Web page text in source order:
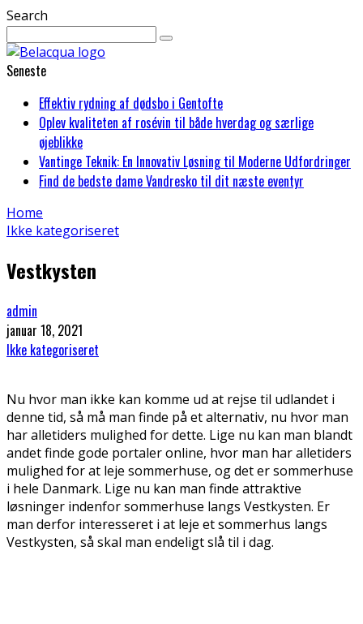
Search
Seneste
Effektiv rydning af dødsbo i Gentofte
Oplev kvaliteten af rosévin til både hverdag og særlige
øjeblikke
Vantinge Teknik: En Innovativ Løsning til Moderne Udfordringer
Find de bedste dame Vandresko til dit næste eventyr
Home
Ikke kategoriseret
Vestkysten
admin
januar 18, 2021
Ikke kategoriseret
Nu hvor man ikke kan komme ud at rejse til udlandet i
denne tid, så må man finde på et alternativ, nu hvor man
har alletiders mulighed for dette. Lige nu kan man blandt
andet finde gode portaler online, hvor man har alletiders
mulighed for at leje sommerhuse, og det er sommerhuse
i hele Danmark. Lige nu kan man finde attraktive
løsninger indenfor sommerhuse langs Vestkysten. Er
man derfor interesseret i at leje et sommerhus langs
Vestkysten, så skal man endeligt slå til i dag.